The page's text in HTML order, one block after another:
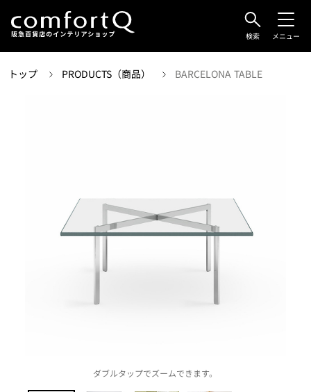
検索 メニュー
トップ PRODUCTS（商品） BARCELONA TABLE
ダブルタップでズームできます。